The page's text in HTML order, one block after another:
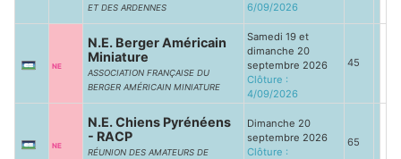
ET DES ARDENNES
6/09/2026
NE
N.E. Berger Américain
Miniature
ASSOCIATION FRANÇAISE DU
BERGER AMÉRICAIN MINIATURE
Samedi 19 et
dimanche 20
septembre 2026
Clôture :
4/09/2026
45
NE
N.E. Chiens Pyrénéens
- RACP
RÉUNION DES AMATEURS DE
Dimanche 20
septembre 2026
Clôture :
65